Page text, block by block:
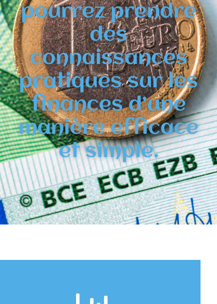
pourrez prendre
des
connaissances
pratiques sur les
finances d’une
manière efficace
et simple.